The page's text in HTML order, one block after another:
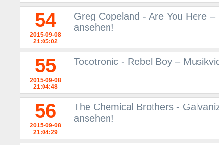
54
2015-09-08
21:05:02
Greg Copeland - Are You Here
ansehen!
55
2015-09-08
21:04:48
Tocotronic - Rebel Boy –
56
2015-09-08
21:04:29
The Chemical Brothers -
ansehen!